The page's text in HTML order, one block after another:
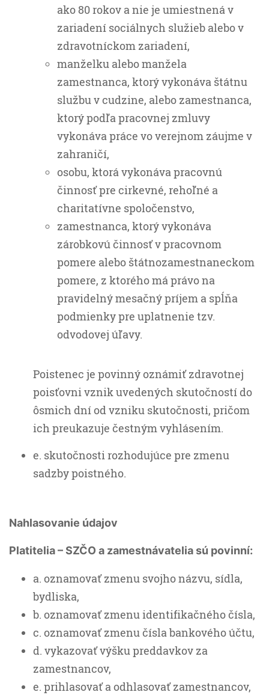
ako 80 rokov a nie je umiestnená v
zariadení sociálnych služieb alebo v
zdravotníckom zariadení,
manželku alebo manžela
zamestnanca, ktorý vykonáva štátnu
službu v cudzine, alebo zamestnanca,
ktorý podľa pracovnej zmluvy
vykonáva práce vo verejnom záujme v
zahraničí,
osobu, ktorá vykonáva pracovnú
činnosť pre cirkevné, rehoľné a
charitatívne spoločenstvo,
zamestnanca, ktorý vykonáva
zárobkovú činnosť v pracovnom
pomere alebo štátnozamestnaneckom
pomere, z ktorého má právo na
pravidelný mesačný príjem a spĺňa
podmienky pre uplatnenie tzv.
odvodovej úľavy.
Poistenec je povinný oznámiť zdravotnej
poisťovni vznik uvedených skutočností do
ôsmich dní od vzniku skutočnosti, pričom
ich preukazuje čestným vyhlásením.
e. skutočnosti rozhodujúce pre zmenu
sadzby poistného.
Nahlasovanie údajov
Platitelia – SZČO a zamestnávatelia sú povinní:
a. oznamovať zmenu svojho názvu, sídla,
bydliska,
b. oznamovať zmenu identifikačného čísla,
c. oznamovať zmenu čísla bankového účtu,
d. vykazovať výšku preddavkov za
zamestnancov,
e. prihlasovať a odhlasovať zamestnancov,